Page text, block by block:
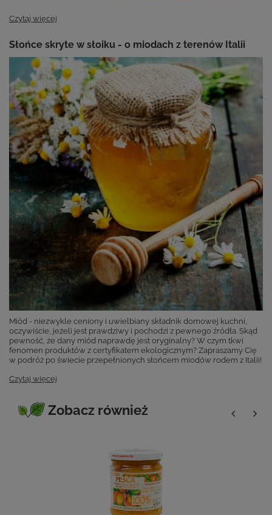
Czytaj więcej
Słońce skryte w słoiku - o miodach z terenów Italii
Miód - niezwykle ceniony i uwielbiany składnik domowej kuchni,
oczywiście, jeżeli jest prawdziwy i pochodzi z pewnego źródła. Skąd
pewność, że dany miód naprawdę jest oryginalny? W czym tkwi
fenomen produktów z certyfikatem ekologicznym? Zapraszamy Cię
w podróż po świecie przepełnionych słońcem miodów rodem z Italii!
Czytaj więcej
Zobacz również